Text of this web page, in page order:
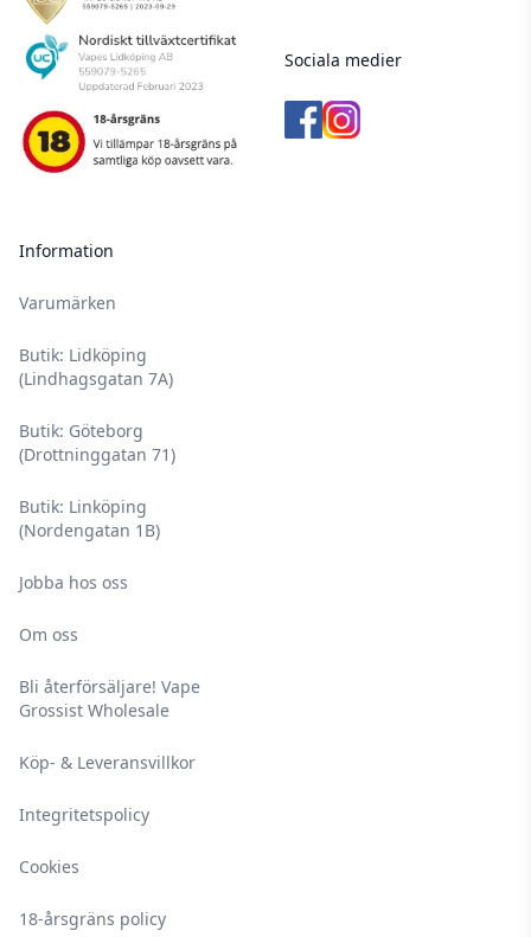
Information
Varumärken
Butik: Lidköping
(Lindhagsgatan 7A)
Butik: Göteborg
(Drottninggatan 71)
Butik: Linköping
(Nordengatan 1B)
Jobba hos oss
Om oss
Bli återförsäljare! Vape
Grossist Wholesale
Köp- & Leveransvillkor
Integritetspolicy
Cookies
18-årsgräns policy
Sociala medier